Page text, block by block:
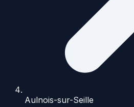
Aulnois-sur-Seille